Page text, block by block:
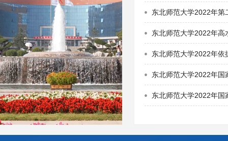
东北师范大学2022年第
东北师范大学2022年高
东北师范大学2022年依
东北师范大学2022年国
东北师范大学2022年国